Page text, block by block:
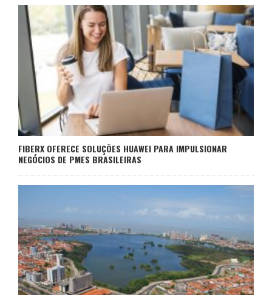
FIBERX OFERECE SOLUÇÕES HUAWEI PARA IMPULSIONAR
NEGÓCIOS DE PMES BRASILEIRAS